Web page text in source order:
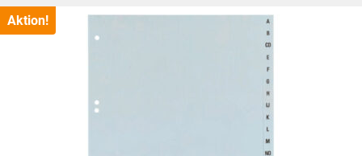
Aktion!